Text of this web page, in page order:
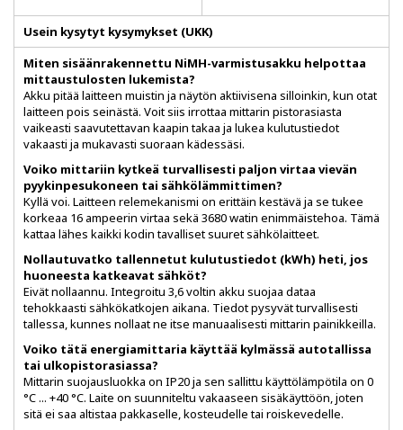
Usein kysytyt kysymykset (UKK)
Miten sisäänrakennettu NiMH-varmistusakku helpottaa
mittaustulosten lukemista?
Akku pitää laitteen muistin ja näytön aktiivisena silloinkin, kun otat
laitteen pois seinästä. Voit siis irrottaa mittarin pistorasiasta
vaikeasti saavutettavan kaapin takaa ja lukea kulutustiedot
vakaasti ja mukavasti suoraan kädessäsi.
Voiko mittariin kytkeä turvallisesti paljon virtaa vievän
pyykinpesukoneen tai sähkölämmittimen?
Kyllä voi. Laitteen relemekanismi on erittäin kestävä ja se tukee
korkeaa 16 ampeerin virtaa sekä 3680 watin enimmäistehoa. Tämä
kattaa lähes kaikki kodin tavalliset suuret sähkölaitteet.
Nollautuvatko tallennetut kulutustiedot (kWh) heti, jos
huoneesta katkeavat sähköt?
Eivät nollaannu. Integroitu 3,6 voltin akku suojaa dataa
tehokkaasti sähkökatkojen aikana. Tiedot pysyvät turvallisesti
tallessa, kunnes nollaat ne itse manuaalisesti mittarin painikkeilla.
Voiko tätä energiamittaria käyttää kylmässä autotallissa
tai ulkopistorasiassa?
Mittarin suojausluokka on IP20 ja sen sallittu käyttölämpötila on 0
°C ... +40 °C. Laite on suunniteltu vakaaseen sisäkäyttöön, joten
sitä ei saa altistaa pakkaselle, kosteudelle tai roiskevedelle.